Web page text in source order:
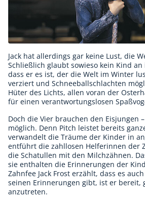
Jack hat allerdings gar keine Lust, die
Schließlich glaubt sowieso kein Kind
dass er es ist, der die Welt im Winter
verziert und Schneeballschlachten
Hüter des Lichts, allen voran der
für einen verantwortungslosen
Doch die Vier brauchen den Eisjungen
möglich. Denn Pitch leistet bereits
verwandelt die Träume der Kinder in
entführt die zahllosen Helferinnen der
die Schatullen mit den Milchzähnen.
sie enthalten die Erinnerungen der
Zahnfee Jack Frost erzählt, dass es
seinen Erinnerungen gibt, ist er bereit,
anzutreten.